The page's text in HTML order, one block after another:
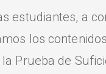
estudiantes, a
los
Prueba de